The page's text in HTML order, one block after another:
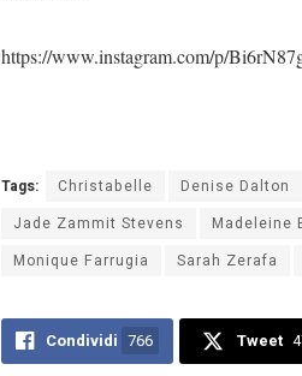
https://www.instagram.com/p/
Tags: Christabelle Denise Dalton
Jade Zammit Stevens
Madeleine
Monique Farrugia
Sarah Zerafa
Condividi 766 Tweet